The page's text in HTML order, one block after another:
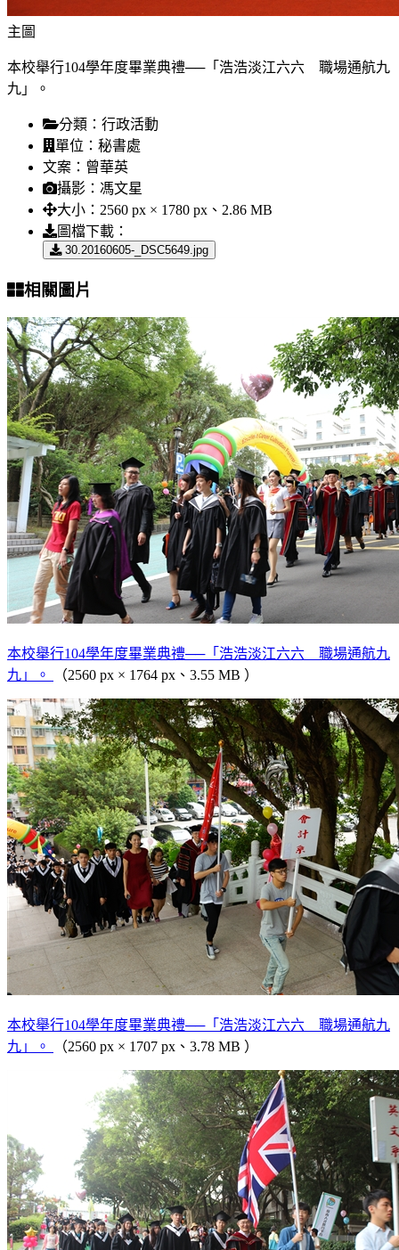
主圖
本校舉行104學年度畢業典禮──「浩浩淡江六六 職場通航九
九」。
分類： 行政活動
單位： 秘書處
文案： 曾華英
攝影： 馮文星
大小： 2560 px × 1780 px、2.86 MB
圖檔下載：
30.20160605-_DSC5649.jpg
相關圖片
本校舉行104學年度畢業典禮──「浩浩淡江六六 職場通航九
九」。
（2560 px × 1764 px、3.55 MB ）
本校舉行104學年度畢業典禮──「浩浩淡江六六 職場通航九
九」。
（2560 px × 1707 px、3.78 MB ）